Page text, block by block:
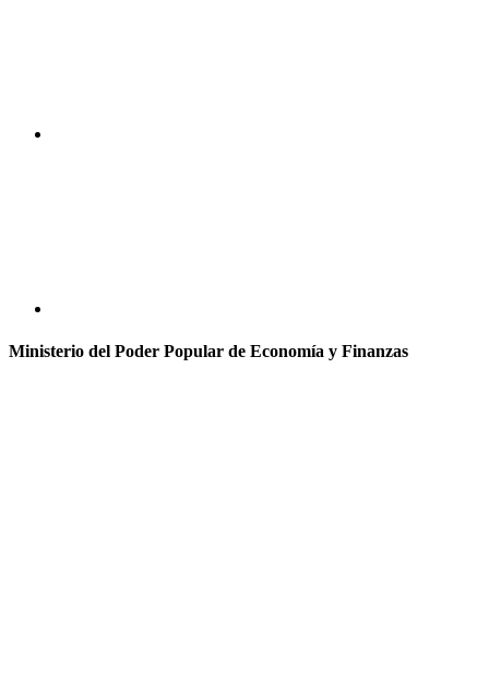
Ministerio del Poder Popular de Economía y Finanzas